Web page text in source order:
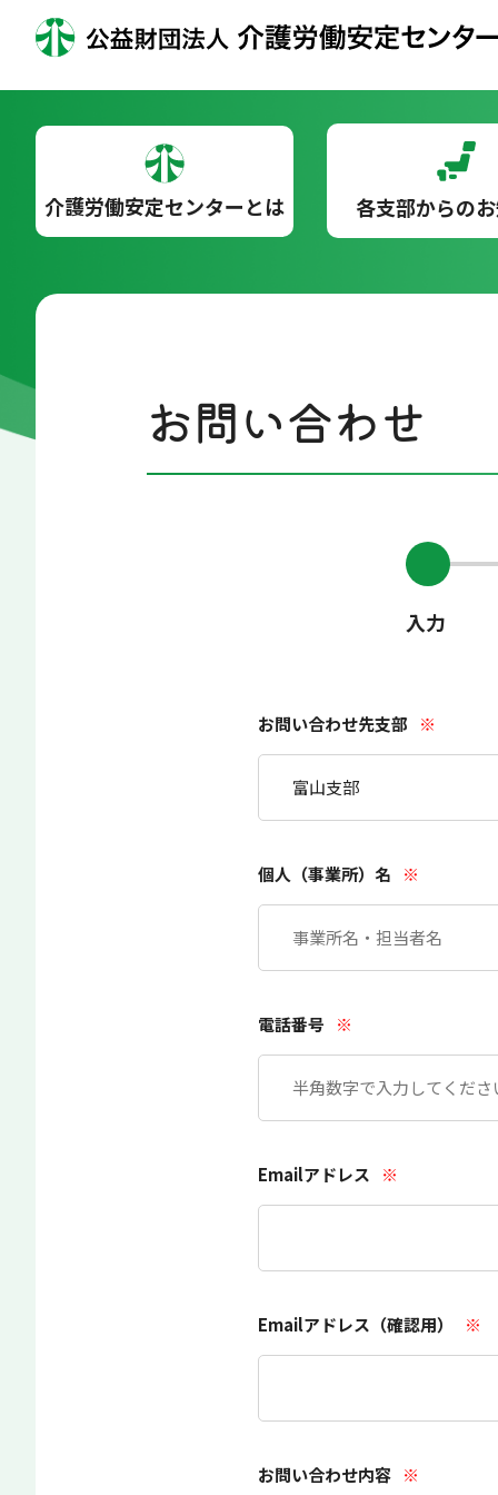
介護労働安定センターとは 各支部からの
お問い合わせ
入力
お問い合わせ先支部 ※
個人（事業所）名 ※
電話番号 ※
Emailアドレス ※
Emailアドレス（確認用） ※
お問い合わせ内容 ※